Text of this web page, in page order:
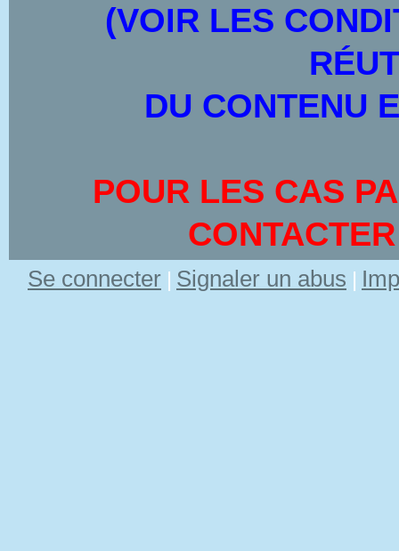
(VOIR LES
DU CONTENU
POUR LES CAS
Se connecter | Signaler un abus |